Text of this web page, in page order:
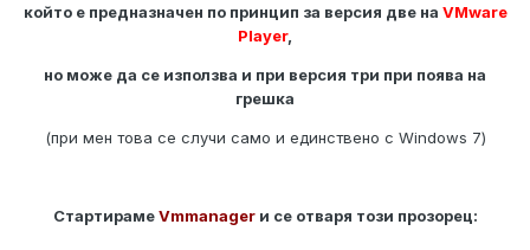
който е предназначен по принцип за версия две на VMware
Player,
но може да се използва и при версия три при поява на
грешка
(при мен това се случи само и единствено с Windows 7)
СтартирамеVmmanagerи се отваря този прозорец: